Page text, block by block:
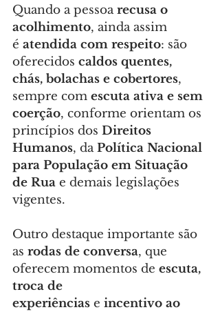
Quando a pessoa recusa o
acolhimento, ainda assim
é atendida com respeito: são
oferecidos caldos quentes,
chás, bolachas e cobertores,
sempre com escuta ativa e sem
coerção, conforme orientam os
princípios dos Direitos
Humanos, da Política Nacional
para População em Situação
de Rua e demais legislações
vigentes.
Outro destaque importante são
as rodas de conversa, que
oferecem momentos de escuta,
troca de
experiências e incentivo ao